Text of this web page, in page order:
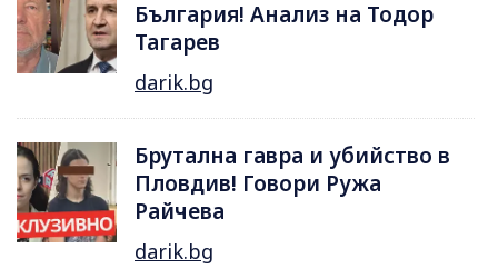
България! Анализ на Тодор
Тагарев
darik.bg
Брутална гавра и убийство в
Пловдив! Говори Ружа
Райчева
darik.bg